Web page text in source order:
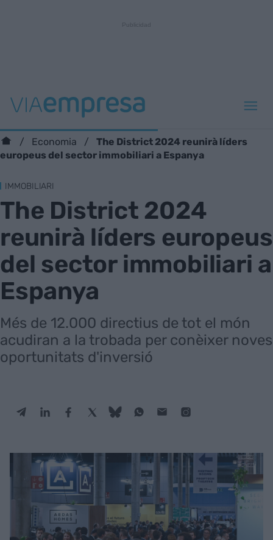
Economia
The District 2024 reunirà líders
europeus del sector immobiliari a Espanya
IMMOBILIARI
The District 2024
reunirà líders europeus
del sector immobiliari a
Espanya
Més de 12.000 directius de tot el món
acudiran a la trobada per conèixer noves
oportunitats d'inversió